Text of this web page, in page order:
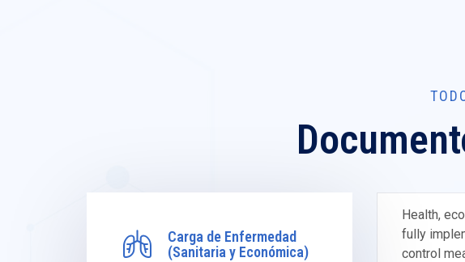
Carga de Enfermedad
(Sanitaria y Económica)
Health,
fully
control